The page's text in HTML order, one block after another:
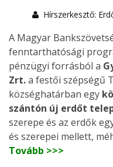
Hírszerkesztő:
A Magyar
fenntarthatósági
pénzügyi forrásból a
Zrt.a festői szépségű
községhatárban egy
szántón új erdőt
szerepe és az erdők
és szerepei mellett,
Tovább >>>